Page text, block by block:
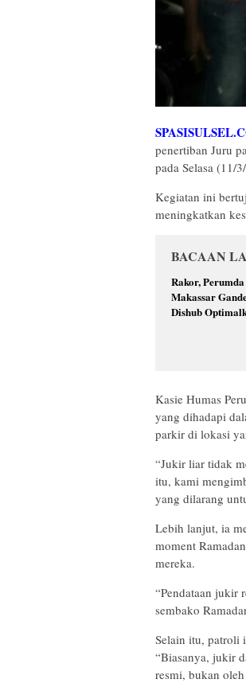
penertiban Juru
pada Selasa (11/
Kegiatan ini
meningkatkan
BACAAN
Rakor,
Makassar
Dishub
Kasie Humas
yang dihadapi
parkir di lokasi
“Jukir liar tidak
itu, kami
yang dilarang
Lebih lanjut, ia
moment
mereka.
“Pendataan jukir
sembako
Selain itu, patroli
“Biasanya, jukir
resmi, bukan